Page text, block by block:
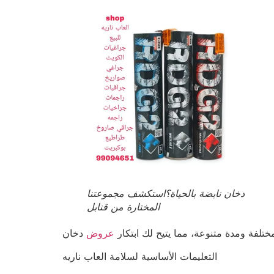
دخان نابضة بالحياة؟استكشف مجموعتنا
المختارة من قنابل
مختلفة ومدة متنوعة، مما يتيح لك ابتكار عروض
التعليمات الأساسية لسلامة العاب ناريه